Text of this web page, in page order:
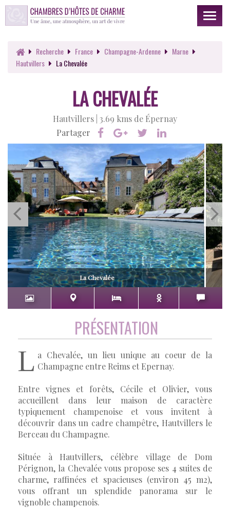
Toggle
Recherche France Champagne-Ardenne
Marne
Hautvillers
La Chevalée
LA CHEVALÉE
Hautvillers | 3.69 kms de Épernay
Partager
La Chevalée
PRÉSENTATION
L a Chevalée, un lieu unique au coeur de la
Champagne entre Reims et Epernay.
Entre vignes et forêts, Cécile et Olivier, vous
accueillent dans leur maison de caractère
typiquement champenoise et vous invitent à
découvrir dans un cadre champêtre, Hautvillers le
Berceau du Champagne.
Située à Hautvillers, célèbre village de Dom
Pérignon, la Chevalée vous propose ses 4 suites de
charme, raffinées et spacieuses (environ 45 m2),
vous offrant un splendide panorama sur le
vignoble champenois.